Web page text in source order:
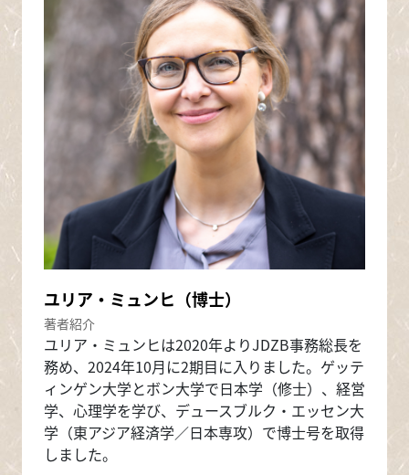
ユリア・ミュンヒ（博士）
著者紹介
ユリア・ミュンヒは2020年よりJDZB事務総長を
務め、2024年10月に2期目に入りました。ゲッテ
ィンゲン大学とボン大学で日本学（修士）、経営
学、心理学を学び、デュースブルク・エッセン大
学（東アジア経済学／日本専攻）で博士号を取得
しました。